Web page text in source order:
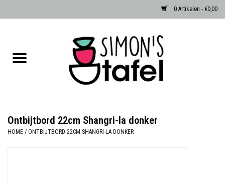
0 Artikelen - €0,00
Albast waxinehouders van Zenza
Ontbijtbord 22cm Shangri-la donker
HOME / ONTBIJTBORD 22CM SHANGRI-LA DONKER